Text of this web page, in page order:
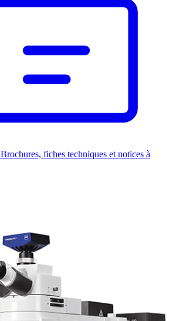
Brochures, fiches techniques et notices à